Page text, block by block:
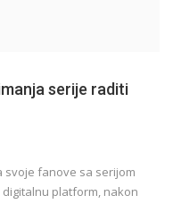
serije raditi
svoje fanove sa serijom
platform, nakon